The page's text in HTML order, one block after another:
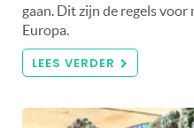
gaan. Dit zijn de regels
Europa.
LEES VERDER